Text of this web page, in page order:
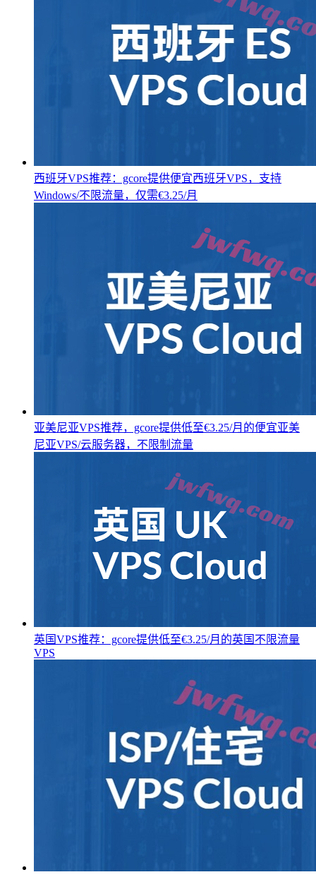
西班牙VPS推荐：gcore提供便宜西班牙VPS，支持
Windows/不限流量，仅需€3.25/月
亚美尼亚VPS推荐，gcore提供低至€3.25/月的便宜亚美
尼亚VPS/云服务器，不限制流量
英国VPS推荐：gcore提供低至€3.25/月的英国不限流量
VPS